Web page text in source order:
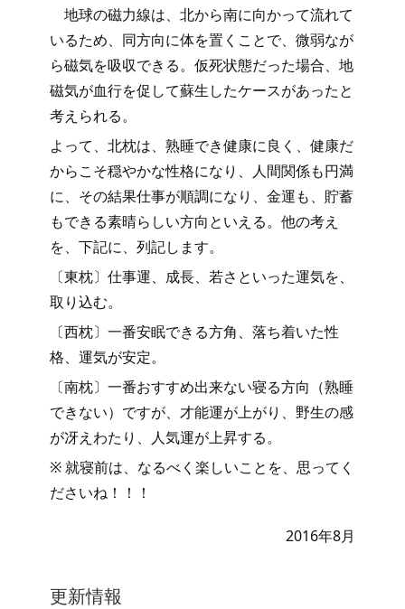
地球の磁力線は、北から南に向かって流れて
いるため、同方向に体を置くことで、微弱なが
ら磁気を吸収できる。仮死状態だった場合、地
磁気が血行を促して蘇生したケースがあったと
考えられる。
よって、北枕は、熟睡でき健康に良く、健康だ
からこそ穏やかな性格になり、人間関係も円満
に、その結果仕事が順調になり、金運も、貯蓄
もできる素晴らしい方向といえる。他の考え
を、下記に、列記します。
〔東枕〕仕事運、成長、若さといった運気を、
取り込む。
〔西枕〕一番安眠できる方角、落ち着いた性
格、運気が安定。
〔南枕〕一番おすすめ出来ない寝る方向（熟睡
できない）ですが、才能運が上がり、野生の感
が冴えわたり、人気運が上昇する。
※ 就寝前は、なるべく楽しいことを、思ってく
ださいね！！！
2016年8月
更新情報